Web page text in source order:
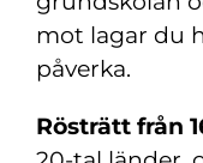
mot lagar du
påverka.
Rösträtt från